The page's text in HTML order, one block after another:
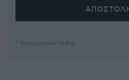
* Υποχρεωτικά πεδία